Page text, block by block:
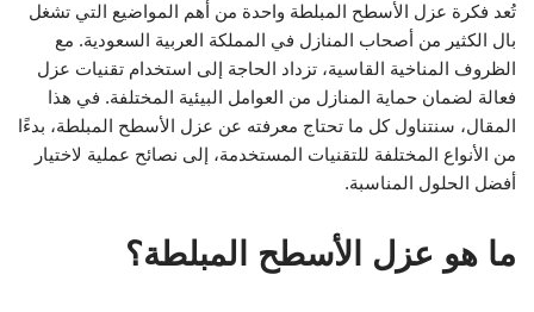
تُعد فكرة عزل الأسطح المبلطة واحدة من أهم المواضيع التي تشغل
بال الكثير من أصحاب المنازل في المملكة العربية السعودية. مع
الظروف المناخية القاسية، تزداد الحاجة إلى استخدام تقنيات عزل
فعالة لضمان حماية المنازل من العوامل البيئية المختلفة. في هذا
المقال، سنتناول كل ما تحتاج معرفته عن عزل الأسطح المبلطة، بدءًا
من الأنواع المختلفة للتقنيات المستخدمة، إلى نصائح عملية لاختيار
أفضل الحلول المناسبة.
ما هو عزل الأسطح المبلطة؟